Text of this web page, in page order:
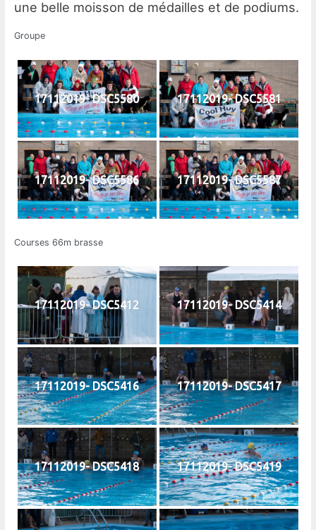
une belle moisson de médailles et de podiums.
Groupe
17112019- DSC5580 17112019- DSC5581
17112019- DSC5586 17112019- DSC5587
Courses 66m brasse
17112019- DSC5412 17112019- DSC5414
17112019- DSC5416 17112019- DSC5417
17112019- DSC5418 17112019- DSC5419